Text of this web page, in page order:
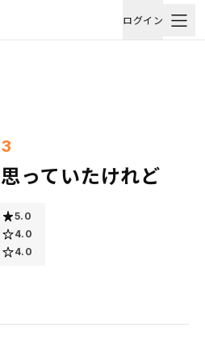
ログイン
っていたけれど
5.0
4.0
4.0